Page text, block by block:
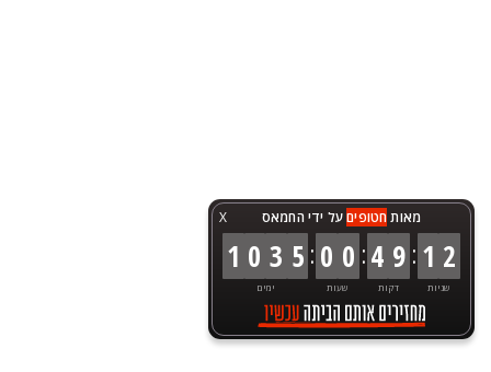
X מאותחטופיםעל ידי החמאס
1 0 3 5
ימים
: 0 0
שעות
:4 9
דקות
: 1 2
שניות